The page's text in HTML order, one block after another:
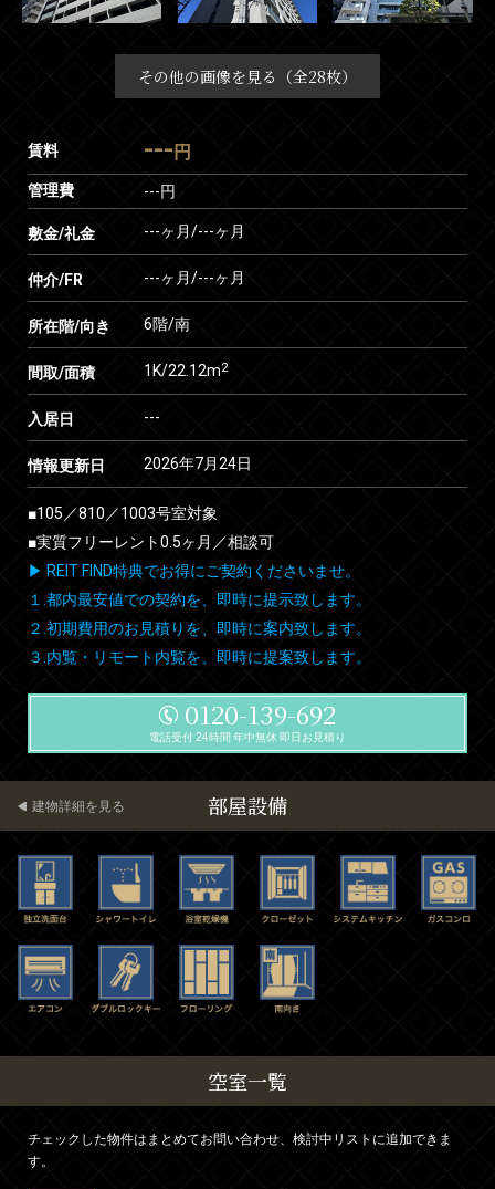
その他の画像を見る（全28枚）
賃料 --- 円
管理費 ---円
敷金/礼金 ---ヶ月/---ヶ月
仲介/FR ---ヶ月/---ヶ月
所在階/向き 6階/南
間取/面積 1K/22.12m2
入居日 ---
情報更新日 2026年7月24日
■105／810／1003号室対象
■実質フリーレント0.5ヶ月／相談可
▶ REIT FIND特典でお得にご契約くださいませ。
１.都内最安値での契約を、即時に提示致します。
２.初期費用のお見積りを、即時に案内致します。
３.内覧・リモート内覧を、即時に提案致します。
0120-139-692
電話受付 24時間 年中無休 即日お見積り
部屋設備
建物詳細を見る
空室一覧
チェックした物件はまとめてお問い合わせ、検討中リストに追加できま
す。